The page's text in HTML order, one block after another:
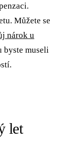
Můžete se
nárok u
museli
let